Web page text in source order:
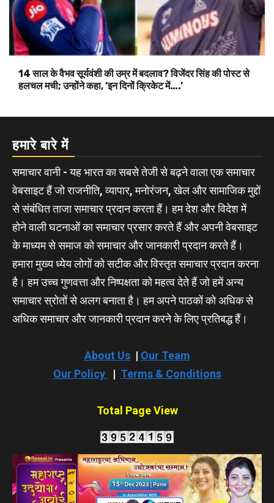
14 साल के वैभव सूर्यवंशी की उम्र में बदलाव? विजेंदर सिंह की पोस्ट से
हलचल मची; उन्होंने कहा, ‘इन दिनों क्रिकेट में….’
हमारे बारे में
समाचार वानी - यह भारत का सबसे तेजी से बढ़ने वाला एक समाचार
वेबसाइट हैं जो राजनीति, व्यापार, मनोरंजन, खेल और सामाजिक मुद्दों
से संबंधित ताजा समाचार प्रदान करता हैं। हम देश और विदेश में
होने वाली घटनाओं का समाचार प्रसार करते हैं और अपनी वेबसाइट
के माध्यम से समाज को समाचार और जानकारी प्रदान करते हैं।
हमारा मुख्य ध्येय लोगों को सटीक और विस्तृत समाचार प्रदान करना
है। हम उच्च गुणवत्ता और निष्पक्षता को महत्व देते हैं जो हमें अन्य
समाचार स्रोतों से अलग बनाता है। हम अपने पाठकों को अधिक से
अधिक समाचार और जानकारी प्रदान करने के लिए प्रतिबद्ध हैं।
About Us| Our Team
Our Policy
| Terms & Conditions
Total Page View